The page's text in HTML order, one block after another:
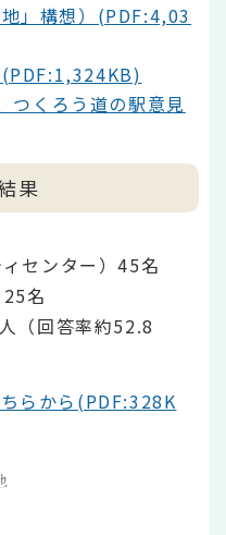
」構想）(PDF:4,03
つくろう道の駅意見
果
センター）45名
名
（回答率約52.8
らから(PDF:328K